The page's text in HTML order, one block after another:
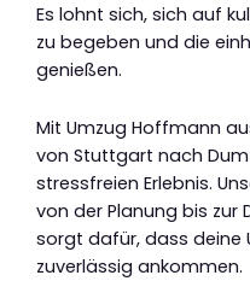
Es lohnt sich, sich auf
zu begeben und die
genießen.
Mit Umzug Hoffmann
von Stuttgart nach
stressfreien Erlebnis.
von der Planung bis zur
sorgt dafür, dass deine
zuverlässig ankommen.